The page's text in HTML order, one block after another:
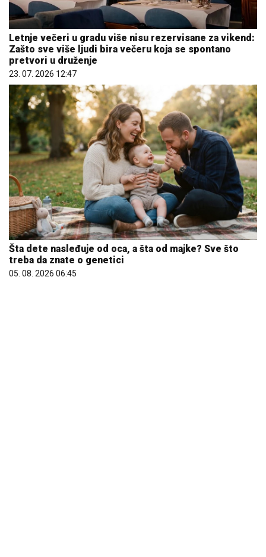
Letnje večeri u gradu više nisu rezervisane za vikend:
Zašto sve više ljudi bira večeru koja se spontano
pretvori u druženje
23. 07. 2026 12:47
Šta dete nasleđuje od oca, a šta od majke? Sve što
treba da znate o genetici
05. 08. 2026 06:45